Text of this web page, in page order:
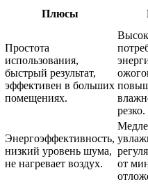
Плюсы
Простота
использования,
быстрый результат,
эффективен в больших
помещениях.
резко.
Энергоэффективность,
низкий уровень шума,
не нагревает воздух.
от